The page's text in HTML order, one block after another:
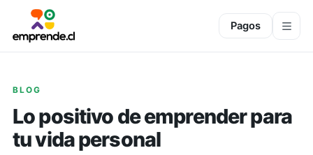
Pagos
BLOG
Lo positivo de emprender para
tu vida personal